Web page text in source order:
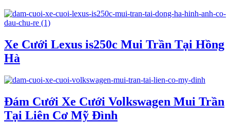
Xe Cưới Lexus is250c Mui Trần Tại Hồng
Hà
Đám Cưới Xe Cưới Volkswagen Mui Trần
Tại Liên Cơ Mỹ Đình